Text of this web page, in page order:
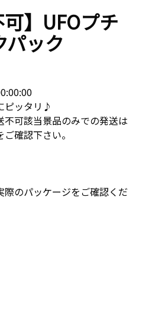
可】UFOプチ
パック
ピッタリ♪
可該当景品のみでの発送は
確認下さい。
のパッケージをご確認くだ